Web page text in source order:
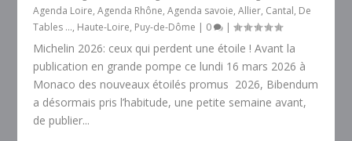
Agenda Loire,Agenda Rhône,Agenda savoie,Allier, Cantal, De
Tables ..., Haute-Loire, Puy-de-Dôme | 0 |
Michelin 2026: ceux qui perdent une étoile ! Avant la
publication en grande pompe ce lundi 16 mars 2026 à
Monaco des nouveaux étoilés promus 2026, Bibendum
a désormais pris l’habitude, une petite semaine avant,
de publier...